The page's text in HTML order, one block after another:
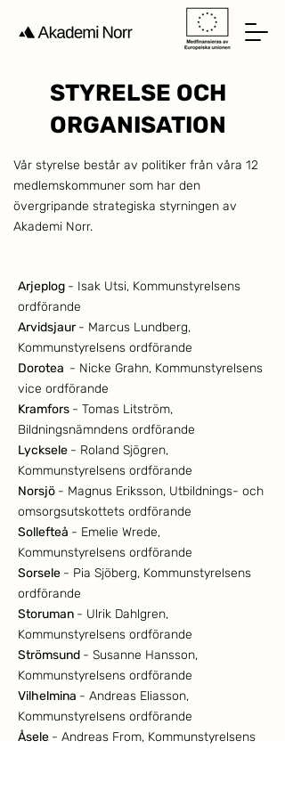
STYRELSE OCH
ORGANISATION
Vår styrelse består av politiker från våra 12
medlemskommuner som har den
övergripande strategiska styrningen av
Akademi Norr.
Arjeplog - Isak Utsi, Kommunstyrelsens
ordförande​
Arvidsjaur- Marcus Lundberg,
Kommunstyrelsens ordförande​
Dorotea - Nicke Grahn, Kommunstyrelsens
vice ordförande​
Kramfors - Tomas Litström,
Bildningsnämndens ordförande​
Lycksele - Roland Sjögren,
Kommunstyrelsens ordförande​
Norsjö - Magnus Eriksson, Utbildnings- och
omsorgsutskottets ordförande​
Sollefteå - Emelie Wrede,
Kommunstyrelsens ordförande​
Sorsele - Pia Sjöberg, Kommunstyrelsens
ordförande​
Storuman - Ulrik Dahlgren,
Kommunstyrelsens ordförande​
Strömsund - Susanne Hansson,
Kommunstyrelsens ordförande​
Vilhelmina - Andreas Eliasson,
Kommunstyrelsens ordförande​
Åsele - Andreas From, Kommunstyrelsens